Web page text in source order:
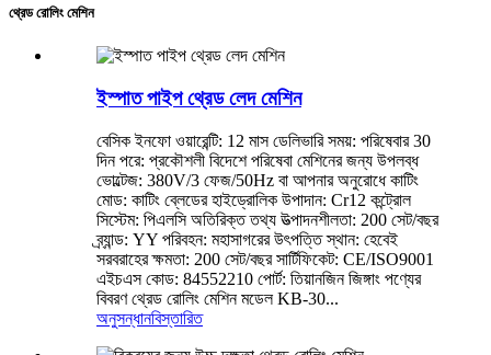
থ্রেড রোলিং মেশিন
ইস্পাত পাইপ থ্রেড লেদ মেশিন
বেসিক ইনফো ওয়ারেন্টি: 12 মাস ডেলিভারি সময়: পরিষেবার 30
দিন পরে: প্রকৌশলী বিদেশে পরিষেবা মেশিনের জন্য উপলব্ধ
ভোল্টেজ: 380V/3 ফেজ/50Hz বা আপনার অনুরোধে কাটিং
মোড: কাটিং ব্লেডের হাইড্রোলিক উপাদান: Cr12 কন্ট্রোল
সিস্টেম: পিএলসি অতিরিক্ত তথ্য উত্পাদনশীলতা: 200 সেট/বছর
ব্র্যান্ড: YY পরিবহন: মহাসাগরের উৎপত্তি স্থান: হেবেই
সরবরাহের ক্ষমতা: 200 সেট/বছর সার্টিফিকেট: CE/ISO9001
এইচএস কোড: 84552210 পোর্ট: তিয়ানজিন জিঙ্গাং পণ্যের
বিবরণ থ্রেড রোলিং মেশিন মডেল KB-30...
অনুসন্ধানবিস্তারিত